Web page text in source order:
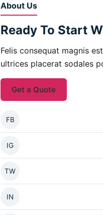
About Us
Ready To Start
Felis consequat magnis
ultrices placerat sodales
Get a Quote
FB
IG
TW
IN